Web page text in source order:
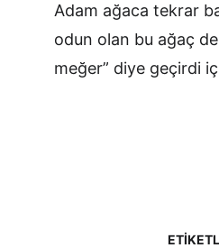
Adam ağaca tekrar
odun olan bu ağaç
meğer” diye geçirdi